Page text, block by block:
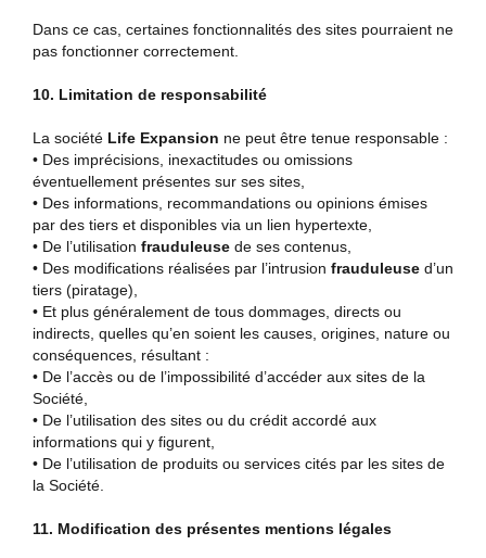
Dans ce cas, certaines fonctionnalités des sites pourraient ne
pas fonctionner correctement.
10. Limitation de responsabilité
La société Life Expansion ne peut être tenue responsable :
• Des imprécisions, inexactitudes ou omissions
éventuellement présentes sur ses sites,
• Des informations, recommandations ou opinions émises
par des tiers et disponibles via un lien hypertexte,
• De l’utilisation frauduleuse de ses contenus,
• Des modifications réalisées par l’intrusion frauduleuse d’un
tiers (piratage),
• Et plus généralement de tous dommages, directs ou
indirects, quelles qu’en soient les causes, origines, nature ou
conséquences, résultant :
• De l’accès ou de l’impossibilité d’accéder aux sites de la
Société,
• De l’utilisation des sites ou du crédit accordé aux
informations qui y figurent,
• De l’utilisation de produits ou services cités par les sites de
la Société.
11. Modification des présentes mentions légales